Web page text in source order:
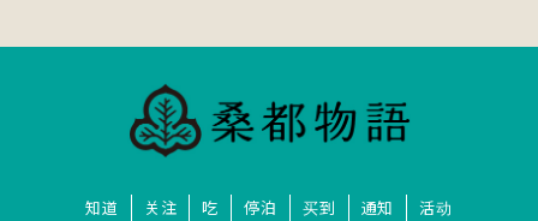
知道 关注 吃 停泊 买到 通知 活动